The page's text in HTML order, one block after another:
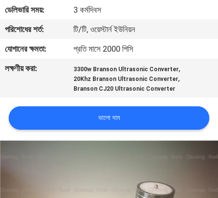
আমাদের
সাথে
যোগাযোগ
করুন
মামলা
উদ্ধৃতি
ডেলিভারি সময়:
3 কর্মদিবস
পরিশোধের শর্ত:
টি/টি, ওয়েস্টার্ন ইউনিয়ন
যোগানের ক্ষমতা:
প্রতি মাসে 2000 পিসি
লক্ষণীয় করা:
3300w Branson Ultrasonic Converter,
20Khz Branson Ultrasonic Converter,
Branson CJ20 Ultrasonic Converter
ভালো দাম